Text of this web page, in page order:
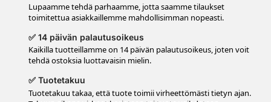
Lupaamme tehdä parhaamme, jotta saamme tilaukset
toimitettua asiakkaillemme mahdollisimman nopeasti.
✅ 14 päivän palautusoikeus
Kaikilla tuotteillamme on 14 päivän palautusoikeus, joten voit
tehdä ostoksia luottavaisin mielin.
✅ Tuotetakuu
Tuotetakuu takaa, että tuote toimii virheettömästi tietyn ajan.